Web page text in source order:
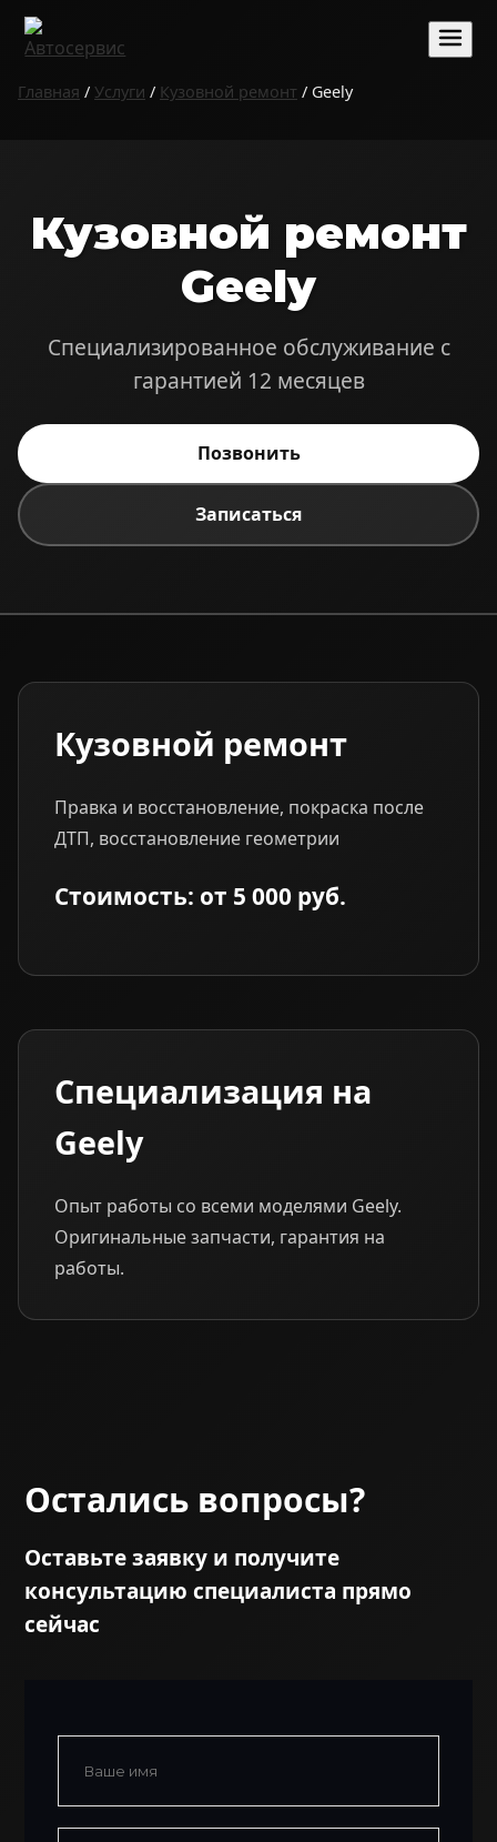
Главная / Услуги / Кузовной ремонт / Geely
Кузовной ремонт
Geely
Специализированное обслуживание с
гарантией 12 месяцев
Позвонить
Записаться
Кузовной ремонт
Правка и восстановление, покраска после
ДТП, восстановление геометрии
Стоимость: от 5 000 руб.
Специализация на
Geely
Опыт работы со всеми моделями Geely.
Оригинальные запчасти, гарантия на
работы.
Остались вопросы?
Оставьте заявку и получите
консультацию специалиста прямо
сейчас